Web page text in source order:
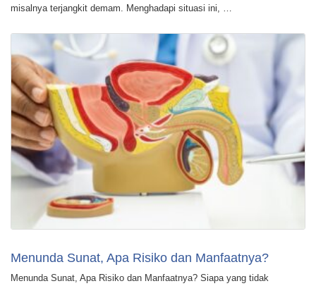
misalnya terjangkit demam. Menghadapi situasi ini, …
Menunda Sunat, Apa Risiko dan Manfaatnya?
Menunda Sunat, Apa Risiko dan Manfaatnya? Siapa yang tidak